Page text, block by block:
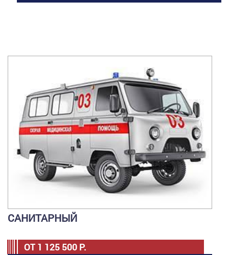
САНИТАРНЫЙ
ОТ 1 125 500 Р.